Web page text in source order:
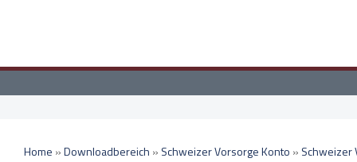
Home »Downloadbereich » Schweizer Vorsorge Konto » Schweizer